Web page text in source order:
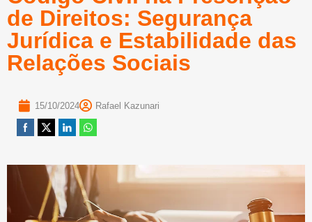
de Direitos: Segurança
Jurídica e Estabilidade das
Relações Sociais
15/10/2024 Rafael Kazunari